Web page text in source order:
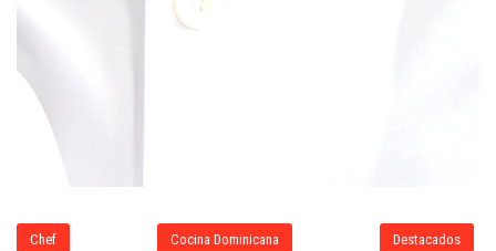
Chef Cocina Dominicana Destacados